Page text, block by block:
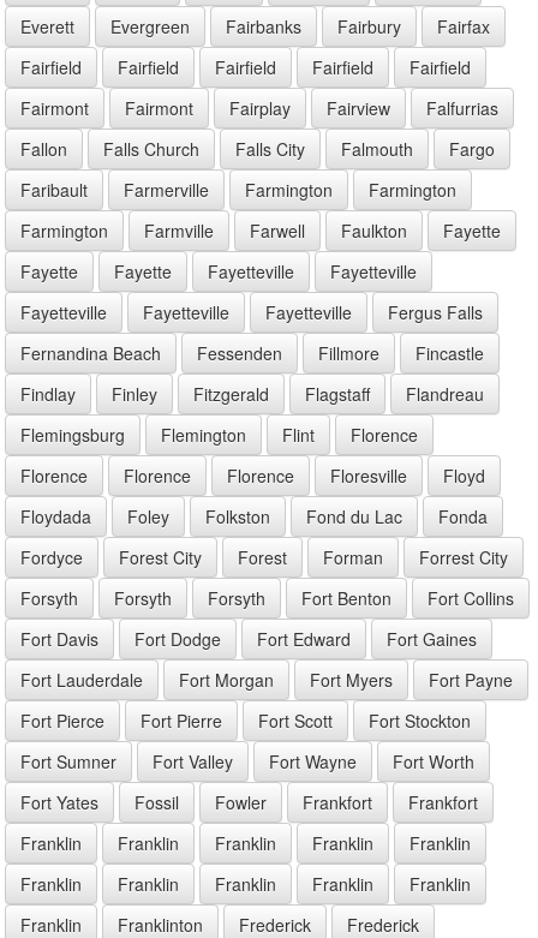
Everett Evergreen Fairbanks Fairbury
Fairfax
Fairfield
Fairfield Fairfield Fairfield
Fairfield
Fairmont
Fairmont Fairplay Fairview
Falfurrias
Fallon
Falls Church Falls City Falmouth
Fargo
Faribault
Farmerville Farmington
Farmington
Farmington
Farmville Farwell Faulkton
Fayette
Fayette
Fayette Fayetteville
Fayetteville
Fayetteville
Fayetteville Fayetteville
Fergus Falls
Fernandina Beach
Fessenden Fillmore
Fincastle
Findlay
Finley Fitzgerald Flagstaff
Flandreau
Flemingsburg
Flemington Flint
Florence
Florence
Florence Florence Floresville
Floyd
Floydada
Foley Folkston Fond du Lac
Fonda
Fordyce
Forest City Forest Forman
Forrest City
Forsyth
Forsyth Forsyth Fort Benton
Fort Collins
Fort Davis
Fort Dodge Fort Edward
Fort Gaines
Fort Lauderdale
Fort Morgan Fort Myers
Fort Payne
Fort Pierce
Fort Pierre Fort Scott
Fort Stockton
Fort Sumner
Fort Valley Fort Wayne
Fort Worth
Fort Yates
Fossil Fowler Frankfort
Frankfort
Franklin
Franklin Franklin Franklin
Franklin
Franklin
Franklin Franklin Franklin
Franklin
Franklin
Franklinton Frederick
Frederick